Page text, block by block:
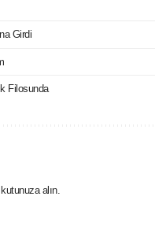
Girdi
Filosunda
alın.